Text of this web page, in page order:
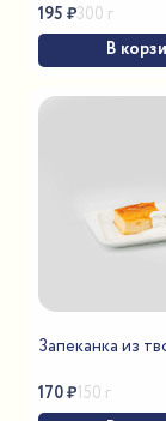
195 ₽300 г
В
Запеканка из
170₽150 г